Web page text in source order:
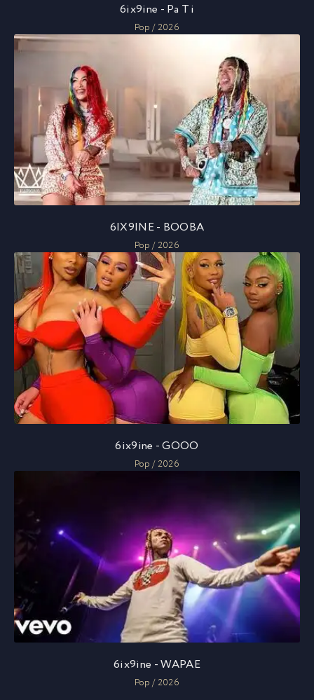
6ix9ine - Pa Ti
Pop / 2026
6IX9INE - BOOBA
Pop / 2026
6ix9ine - GOOO
Pop / 2026
6ix9ine - WAPAE
Pop / 2026